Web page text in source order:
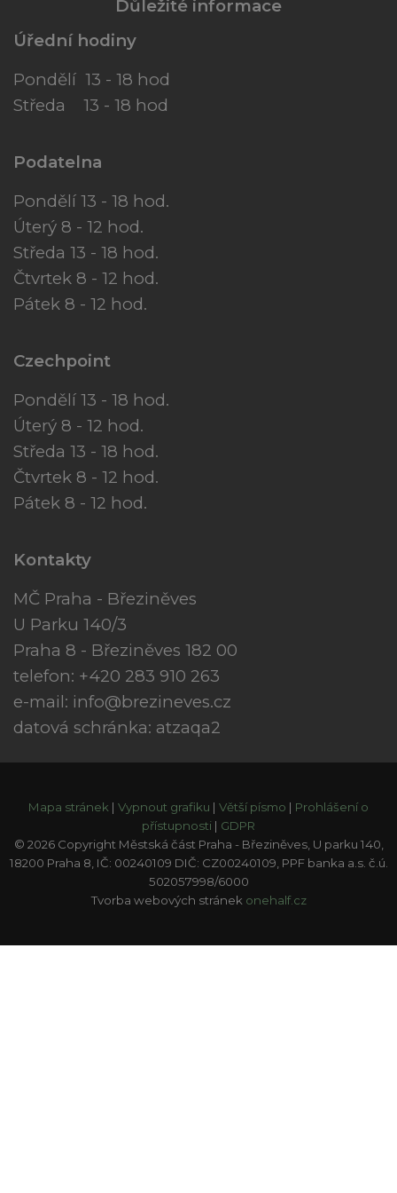
Důležité informace
Úřední hodiny
Pondělí 13 - 18 hod
Středa 13 - 18 hod
Podatelna
Pondělí 13 - 18 hod.
Úterý 8 - 12 hod.
Středa 13 - 18 hod.
Čtvrtek 8 - 12 hod.
Pátek 8 - 12 hod.
Czechpoint
Pondělí 13 - 18 hod.
Úterý 8 - 12 hod.
Středa 13 - 18 hod.
Čtvrtek 8 - 12 hod.
Pátek 8 - 12 hod.
Kontakty
MČ Praha - Březiněves
U Parku 140/3
Praha 8 - Březiněves 182 00
telefon: +420 283 910 263
e-mail: info@brezineves.cz
datová schránka: atzaqa2
Mapa stránek | Vypnout grafiku | Větší písmo | Prohlášení o
přístupnosti | GDPR
© 2026 Copyright Městská část Praha - Březiněves, U parku 140,
18200 Praha 8, IČ: 00240109 DIČ: CZ00240109, PPF banka a.s. č.ú.
502057998/6000
Tvorba webových stránek onehalf.cz